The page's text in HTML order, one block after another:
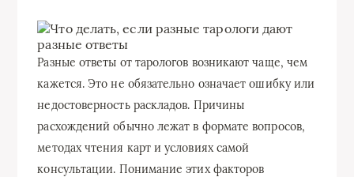
Разные ответы от тарологов возникают чаще, чем
кажется. Это не обязательно означает ошибку или
недостоверность раскладов. Причины
расхождений обычно лежат в формате вопросов,
методах чтения карт и условиях самой
консультации. Понимание этих факторов